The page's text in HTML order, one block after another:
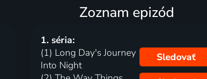
Zoznam epizód
1. séria:
(1) Long Day's Journey
Into Night
Sledovať